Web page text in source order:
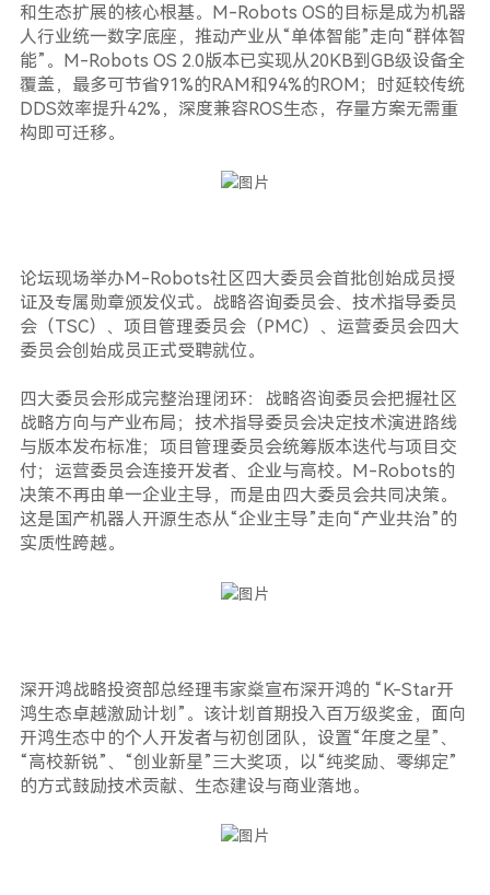
和生态扩展的核心根基。M-Robots OS的目标是成为机器
人行业统一数字底座，推动产业从“单体智能”走向“群体智
能”。M-Robots OS 2.0版本已实现从20KB到GB级设备全
覆盖，最多可节省91%的RAM和94%的ROM；时延较传统
DDS效率提升42%，深度兼容ROS生态，存量方案无需重
构即可迁移。
论坛现场举办M-Robots社区四大委员会首批创始成员授
证及专属勋章颁发仪式。战略咨询委员会、技术指导委员
会（TSC）、项目管理委员会（PMC）、运营委员会四大
委员会创始成员正式受聘就位。
四大委员会形成完整治理闭环：战略咨询委员会把握社区
战略方向与产业布局；技术指导委员会决定技术演进路线
与版本发布标准；项目管理委员会统筹版本迭代与项目交
付；运营委员会连接开发者、企业与高校。M-Robots的
决策不再由单一企业主导，而是由四大委员会共同决策。
这是国产机器人开源生态从“企业主导”走向“产业共治”的
实质性跨越。
深开鸿战略投资部总经理韦家燊宣布深开鸿的 “K-Star开
鸿生态卓越激励计划”。该计划首期投入百万级奖金，面向
开鸿生态中的个人开发者与初创团队，设置“年度之星”、
“高校新锐”、“创业新星”三大奖项，以“纯奖励、零绑定”
的方式鼓励技术贡献、生态建设与商业落地。